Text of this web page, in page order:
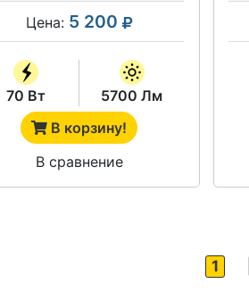
Цена: 5 200
70 Вт
5700 Лм
В корзину!
В сравнение
1